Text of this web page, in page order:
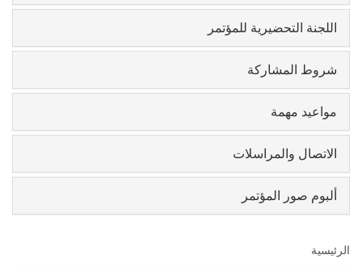
اللجنة التحضيرية للمؤتمر
شروط المشاركة
مواعيد مهمة
الاتصال والمراسلات
ألبوم صور المؤتمر
الرئيسية